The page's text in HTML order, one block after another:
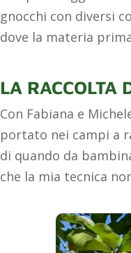
gnocchi con diversi
dove la materia
LA RACCOLTA
Con Fabiana e
portato nei campi a
di quando da
che la mia tecnica